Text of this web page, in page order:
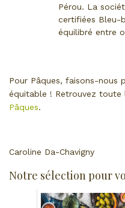
Pérou. La
certifiées Bleu-
équilibré entre
Pour Pâques, faisons-nous
équitable ! Retrouvez toute
Pâques.
Caroline Da-Chavigny
Notre sélection pour